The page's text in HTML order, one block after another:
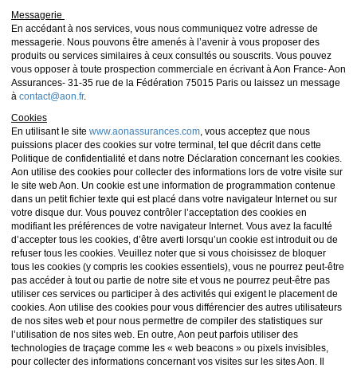
Messagerie
En accédant à nos services, vous nous communiquez votre adresse de
messagerie. Nous pouvons être amenés à l’avenir à vous proposer des
produits ou services similaires à ceux consultés ou souscrits. Vous pouvez
vous opposer à toute prospection commerciale en écrivant à Aon France- Aon
Assurances- 31-35 rue de la Fédération 75015 Paris ou laissez un message
à contact@aon.fr.
Cookies
En utilisant le site www.aonassurances.com, vous acceptez que nous
puissions placer des cookies sur votre terminal, tel que décrit dans cette
Politique de confidentialité et dans notre Déclaration concernant les cookies.
Aon utilise des cookies pour collecter des informations lors de votre visite sur
le site web Aon. Un cookie est une information de programmation contenue
dans un petit fichier texte qui est placé dans votre navigateur Internet ou sur
votre disque dur. Vous pouvez contrôler l’acceptation des cookies en
modifiant les préférences de votre navigateur Internet. Vous avez la faculté
d’accepter tous les cookies, d’être averti lorsqu’un cookie est introduit ou de
refuser tous les cookies. Veuillez noter que si vous choisissez de bloquer
tous les cookies (y compris les cookies essentiels), vous ne pourrez peut-être
pas accéder à tout ou partie de notre site et vous ne pourrez peut-être pas
utiliser ces services ou participer à des activités qui exigent le placement de
cookies. Aon utilise des cookies pour vous différencier des autres utilisateurs
de nos sites web et pour nous permettre de compiler des statistiques sur
l’utilisation de nos sites web. En outre, Aon peut parfois utiliser des
technologies de traçage comme les « web beacons » ou pixels invisibles,
pour collecter des informations concernant vos visites sur les sites Aon. Il